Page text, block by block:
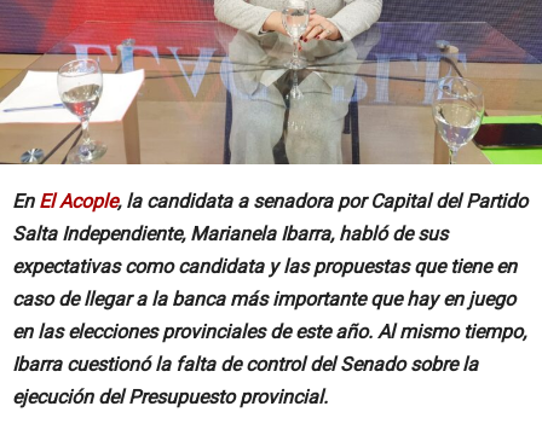
En El Acople, la candidata a senadora por Capital del Partido
Salta Independiente, Marianela Ibarra, habló de sus
expectativas como candidata y las propuestas que tiene en
caso de llegar a la banca más importante que hay en juego
en las elecciones provinciales de este año. Al mismo tiempo,
Ibarra cuestionó la falta de control del Senado sobre la
ejecución del Presupuesto provincial.